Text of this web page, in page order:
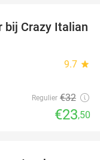
27%
bij Crazy Italian
9.7 star
Regulier €32
€23,50